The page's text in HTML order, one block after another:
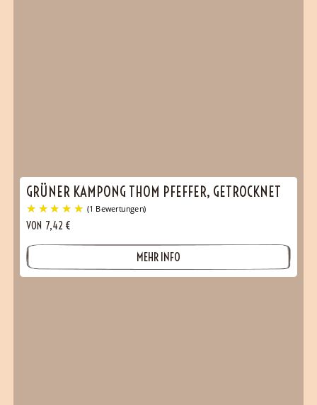
GRÜNER KAMPONG THOM PFEFFER, GETROCKNET
VON 7,42 €
MEHR INFO